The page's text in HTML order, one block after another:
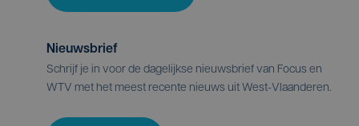
Nieuwsbrief
Schrijf je in voor de dagelijkse nieuwsbrief van Focus en
WTV met het meest recente nieuws uit West-Vlaanderen.